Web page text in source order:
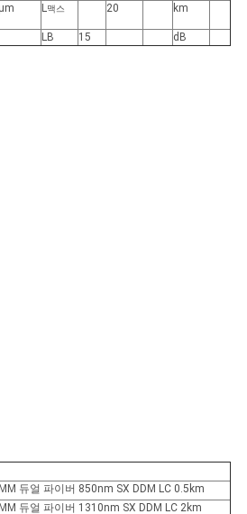
L맥스 20 km
LB 15 dB
듀얼 파이버 850nm SX DDM LC 0.5km
듀얼 파이버 1310nm SX DDM LC 2km